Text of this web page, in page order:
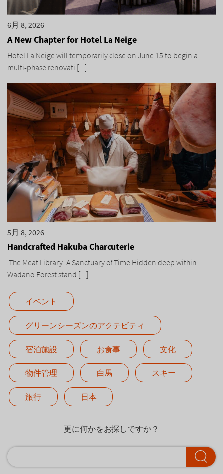
6月 8, 2026
A New Chapter for Hotel La Neige
Hotel La Neige will temporarily close on June 15 to begin a
multi-phase renovati [...]
5月 8, 2026
Handcrafted Hakuba Charcuterie
The Meat Library: A Sanctuary of Time Hidden deep within
Wadano Forest stand [...]
イベント
グリーンシーズンのアクテビティ
宿泊施設 お食事 文化
物件管理 白馬 スキー
旅行 日本
更に何かをお探しですか？